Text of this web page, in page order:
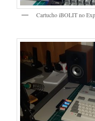
Cartucho iBOLIT no